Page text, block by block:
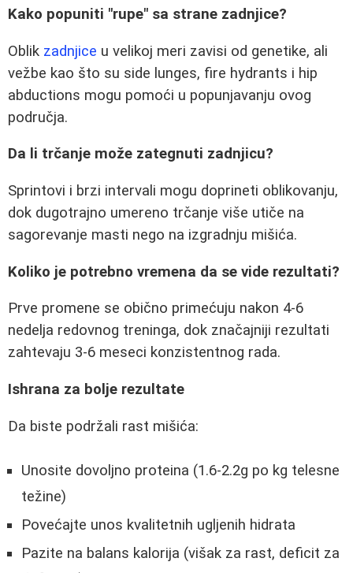
Kako popuniti "rupe" sa strane zadnjice?
Oblik zadnjice u velikoj meri zavisi od genetike, ali
vežbe kao što su side lunges, fire hydrants i hip
abductions mogu pomoći u popunjavanju ovog
područja.
Da li trčanje može zategnuti zadnjicu?
Sprintovi i brzi intervali mogu doprineti oblikovanju,
dok dugotrajno umereno trčanje više utiče na
sagorevanje masti nego na izgradnju mišića.
Koliko je potrebno vremena da se vide rezultati?
Prve promene se obično primećuju nakon 4-6
nedelja redovnog treninga, dok značajniji rezultati
zahtevaju 3-6 meseci konzistentnog rada.
Ishrana za bolje rezultate
Da biste podržali rast mišića:
Unosite dovoljno proteina (1.6-2.2g po kg telesne
težine)
Povećajte unos kvalitetnih ugljenih hidrata
Pazite na balans kalorija (višak za rast, deficit za